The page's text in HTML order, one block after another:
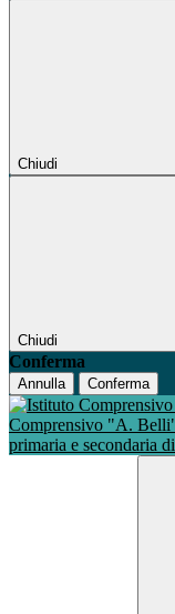
Chiudi
Chiudi
Conferma
Annulla Conferma
Comprensivo "A.
primaria e secondaria